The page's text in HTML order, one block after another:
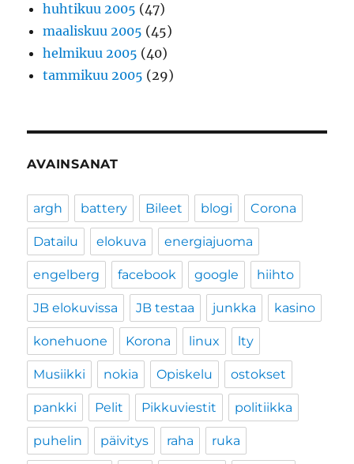
huhtikuu 2005 (47)
maaliskuu 2005 (45)
helmikuu 2005 (40)
tammikuu 2005 (29)
AVAINSANAT
argh battery Bileet blogi Corona
Datailu elokuva energiajuoma
engelberg facebook google hiihto
JB elokuvissa JB testaa junkka kasino
konehuone Korona linux lty
Musiikki nokia Opiskelu ostokset
pankki Pelit Pikkuviestit politiikka
puhelin päivitys raha ruka